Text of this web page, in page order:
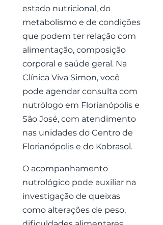
estado nutricional, do
metabolismo e de condições
que podem ter relação com
alimentação, composição
corporal e saúde geral. Na
Clínica Viva Simon, você
pode agendar consulta com
nutrólogo em Florianópolis e
São José, com atendimento
nas unidades do Centro de
Florianópolis e do Kobrasol.
O acompanhamento
nutrológico pode auxiliar na
investigação de queixas
como alterações de peso,